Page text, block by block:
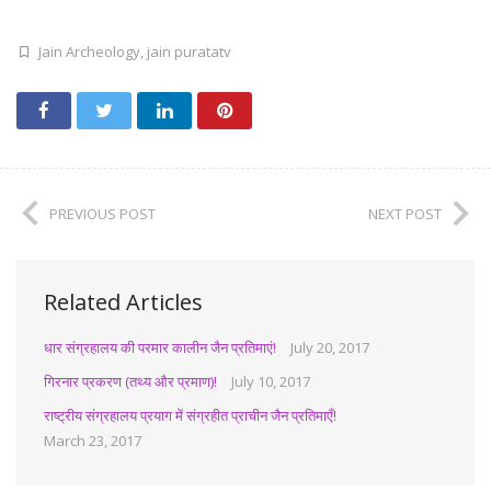
Jain Archeology jain puratatv
PREVIOUS POST NEXT POST
Related Articles
धार संग्रहालय की परमार कालीन जैन प्रतिमाएं!
July 20, 2017
गिरनार प्रकरण (तथ्य और प्रमाण)!
July 10, 2017
राष्ट्रीय संग्रहालय प्रयाग में संग्रहीत प्राचीन जैन प्रतिमाएँ!
March 23, 2017